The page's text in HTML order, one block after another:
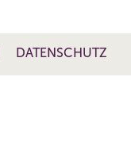
DATENSCHUTZ